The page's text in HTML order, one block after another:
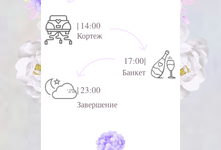
| 14:00
17:00|
Банкет
Завершение
Кортеж
| 23:00